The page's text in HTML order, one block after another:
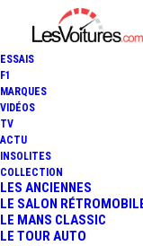
ESSAIS
F1
MARQUES
VIDÉOS
TV
ACTU
INSOLITES
COLLECTION
LES ANCIENNES
LE SALON
LE MANS CLASSIC
LE TOUR AUTO